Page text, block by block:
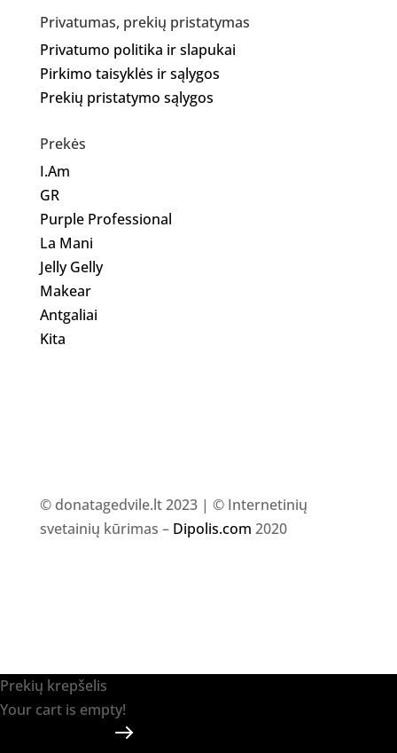
Privatumas, prekių pristatymas
Privatumo politika ir slapukai
Pirkimo taisyklės ir sąlygos
Prekių pristatymo sąlygos
Prekės
I.Am
GR
Purple Professional
La Mani
Jelly Gelly
Makear
Antgaliai
Kita
© donatagedvile.lt 2023 | © Internetinių
svetainių kūrimas – Dipolis.com 2020
Prekių krepšelis
Your cart is empty!